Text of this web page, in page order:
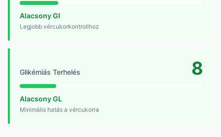
Alacsony GI
Legjobb vércukorkontrollhoz
Glikémiás Terhelés 8
Alacsony GL
Minimális hatás a vércukorra